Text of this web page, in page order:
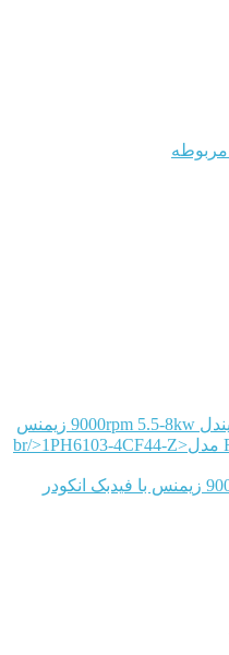
موتور اسپیندل 9000rpm 5.5-8kw زیمنس با فیدبک انکودر